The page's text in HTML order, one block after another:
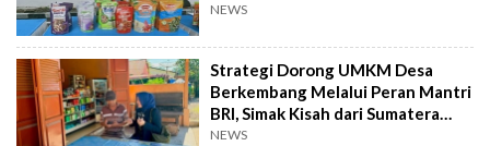
NEWS
Strategi Dorong UMKM Desa
Berkembang Melalui Peran Mantri
BRI, Simak Kisah dari Sumatera
Utara Ini
NEWS